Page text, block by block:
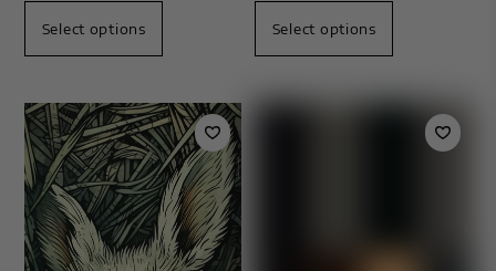
Select options Select options